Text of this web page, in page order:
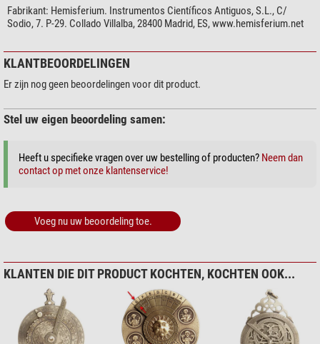
Het astrolabium werd in de jaren 800 in de islamitische wereld sterk
ontwikkeld en in het begin van de 12e eeuw vanuit islamitisch Spanje (al-
Tot ongeveer 1650 was het het meest gangbare astronomische instrument,
totdat het werd vervangen door nauwkeurigere instrumenten.
Nauwkeurigheid.
De sterrenkaart van dit astrolabium dateert uit de 21e eeuw.
De hoge nauwkeurigheid geldt voor breedtegraden van 49° tot 52°
(Frankfurt, Londen, Parijs, Brussel).
vormen kenmerken deze zeer fraaie astrolabium. Hij wordt compleet
geleverd met een houten voet en een handleiding (EN, FR, ES, IT).
Fabrikant: Hemisferium. Instrumentos Cientí­ficos Antiguos, S.L., C/
Sodio, 7. P-29. Collado Villalba, 28400 Madrid, ES, www.hemisferium.net
KLANTBEOORDELINGEN
Er zijn nog geen beoordelingen voor dit product.
Stel uw eigen beoordeling samen:
Heeft u specifieke vragen over uw bestelling of producten? Neem dan
contact op met onze klantenservice!
Voeg nu uw beoordeling toe.
KLANTEN DIE DIT PRODUCT KOCHTEN, KOCHTEN OOK...